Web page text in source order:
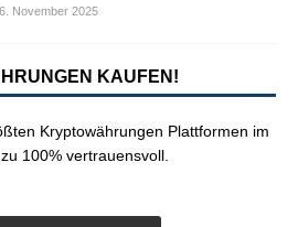
November 2025
KAUFEN!
Kryptowährungen Plattformen im
100% vertrauensvoll.